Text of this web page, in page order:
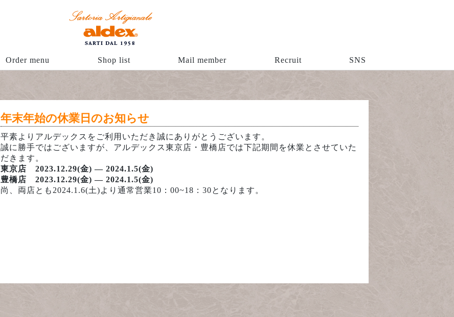
Order menu Shop list Mail member Recruit SNS
年末年始の休業日のお知らせ
平素よりアルデックスをご利用いただき誠にありがとうございます。
誠に勝手ではございますが、アルデックス東京店・豊橋店では下記期間を休業とさせていた
だきます。
東京店 2023.12.29(金) ― 2024.1.5(金)
豊橋店
2023.12.29(金) ― 2024.1.5(金)
尚、両店とも2024.1.6(土)より通常営業10：00~18：30となります。